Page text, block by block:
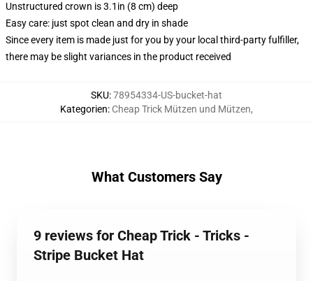
Unstructured crown is 3.1in (8 cm) deep
Easy care: just spot clean and dry in shade
Since every item is made just for you by your local third-party fulfiller,
there may be slight variances in the product received
SKU:78954334-US-bucket-hat
Kategorien: Cheap Trick Mützen und Mützen,
What Customers Say
9 reviews for Cheap Trick - Tricks -
Stripe Bucket Hat